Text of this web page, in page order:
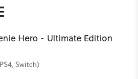
Hero - Ultimate Edition
Switch)